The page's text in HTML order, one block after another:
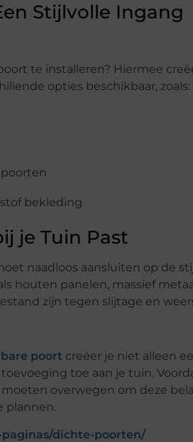
Stijlvolle Ingang
te installeren? Hiermee
opties beschikbaar, zoals:
bekleding
je Tuin Past
naadloos aansluiten op de
houten panelen, massief
zijn tegen slijtage en
poort creëer je niet alleen
toe aan je tuin.
overwegen om deze
plannen.
dichte-poorten/